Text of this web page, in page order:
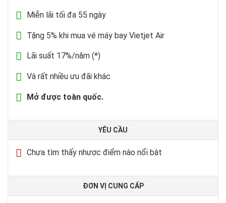
Miễn lãi tối đa 55 ngày
Tặng 5% khi mua vé máy bay Vietjet Air
Lãi suất 17%/năm (*)
Và rất nhiều ưu đãi khác
Mở được toàn quốc.
YÊU CẦU
Chưa tìm thấy nhược điểm nào nổi bật
ĐƠN VỊ CUNG CẤP